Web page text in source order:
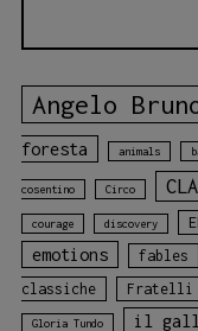
Angelo
foresta animals
cosentino Circo
courage discovery
emotions
fables
classiche
Fratelli
Gloria Tundo il